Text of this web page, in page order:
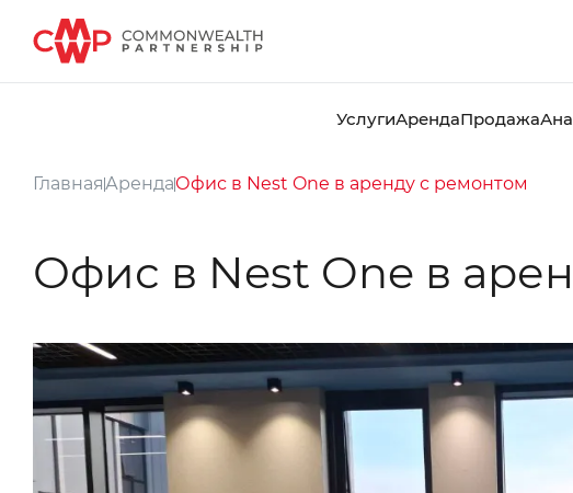
УслугиАрендаПродажа
ГлавнаяАрендаОфис в Nest One в аренду с ремонтом
Офис в Nest One в